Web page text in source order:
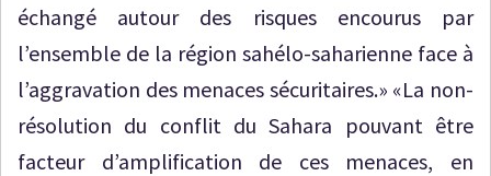
échangé autour des risques encourus par
l’ensemble de la région sahélo-saharienne face à
l’aggravation des menaces sécuritaires.» «La non-
résolution du conflit du Sahara pouvant être
facteur d’amplification de ces menaces, en